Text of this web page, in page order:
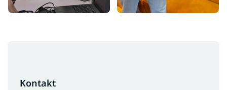
Kontakt